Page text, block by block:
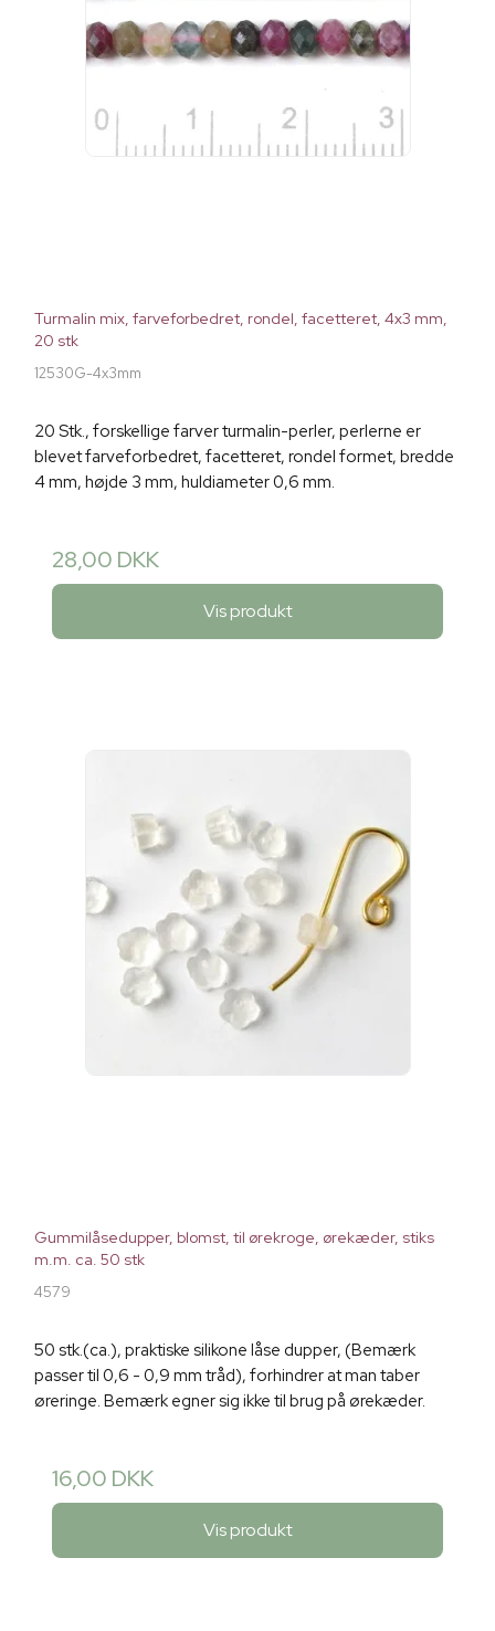
Turmalin mix, farveforbedret, rondel, facetteret, 4x3 mm,
20 stk
12530G-4x3mm
20 Stk., forskellige farver turmalin-perler, perlerne er
blevet farveforbedret, facetteret, rondel formet, bredde
4 mm, højde 3 mm, huldiameter 0,6 mm.
28,00 DKK
Vis produkt
Gummilåsedupper, blomst, til ørekroge, ørekæder, stiks
m.m. ca. 50 stk
4579
50 stk.(ca.), praktiske silikone låse dupper, (Bemærk
passer til 0,6 - 0,9 mm tråd), forhindrer at man taber
øreringe. Bemærk egner sig ikke til brug på ørekæder.
16,00 DKK
Vis produkt